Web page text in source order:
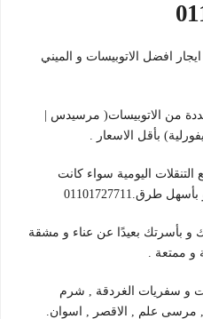
افضل الاتوبيسات و الميني
من الاتوبيسات( مرسيدس |
بأقل الاسعار .
اليومية سواء كانت
و بأسرتك بعيدًا عن عناء و مشقة
و ممتعة .
و سفريات الغردقة , شرم
مرسى علم , الاقصر , اسوان.